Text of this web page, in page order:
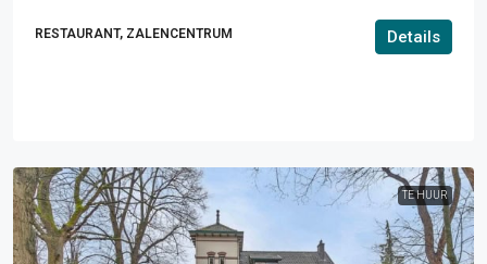
RESTAURANT, ZALENCENTRUM Details
TE HUUR